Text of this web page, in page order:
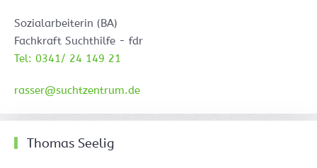
Sozialarbeiterin (BA)
Fachkraft Suchthilfe - fdr
Tel: 0341/ 24 149 21
rasser@suchtzentrum.de
Thomas Seelig